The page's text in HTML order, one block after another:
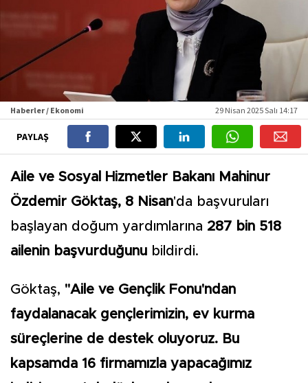
Haberler / Ekonomi 29 Nisan 2025 Salı 14:17
PAYLAŞ
Aile ve Sosyal Hizmetler Bakanı Mahinur
Özdemir Göktaş, 8 Nisan'da başvuruları
başlayan doğum yardımlarına 287 bin 518
ailenin başvurduğunu bildirdi.
Göktaş, "Aile ve Gençlik Fonu'ndan
faydalanacak gençlerimizin, ev kurma
süreçlerine de destek oluyoruz. Bu
kapsamda 16 firmamızla yapacağımız